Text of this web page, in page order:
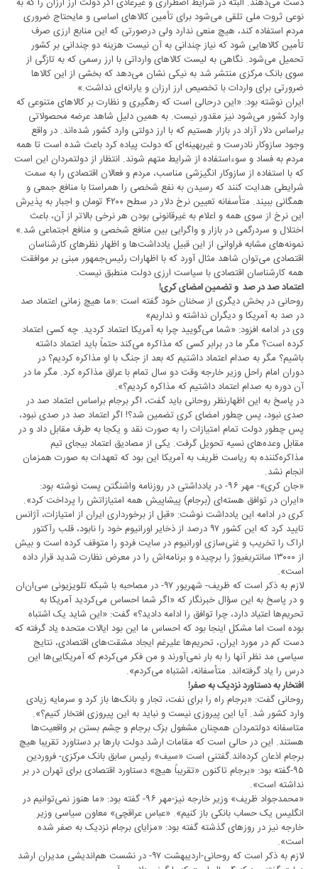
نوعی ثروت ملی تلقی می‌شود برای تأمین کالاهای اساسی و مایحتاج ضروری
مردم استفاده کند، هیچ منعی ندارد ولی درصورتی که این منابع ارزی صرف
تأمین کالاهایی شود که نیاز چندانی به آن نیست هزینه دو چندانی بر کشور
تحمیل می‌شود. نگاهی به لیست کالاهای وارداتی با ارز رسمی که به تازگی از
سوی بانک مرکزی منتشر شد به نیکی نشان می‌دهد که بخشی از این کالاها
ضرورتی برای واردات با تخصیص ارز ارزان و یارانه‌ای نداشت.»
ایران نوشته بود: «این درحالی است که رهگیری و نظارت بر کالاهای متنوعی که
وارد کشور می‌شود نیز مقدور نیست. به همین دلیل شاهد عرضه محصولاتی
براساس دلار آزاد در بازار هستیم که با ارز دولتی وارد کشور شده‌اند. در واقع
وجود سازوکار نادرست و غیربهینه‌ای که دولت پیاده کرد باعث شده است تا همه
مردم به فساد و سوءاستفاده از شرایط متهم شوند. انتظار از دولتمردان این است
که با استفاده از سازوکار انگیزشی مناسب، مردم و فعالان اقتصادی را به سمت
شرایطی هدایت کنند که رسیدن به نفع شخصی را همراستا با منافع جمعی و
همگانی ببیند. متأسفانه تعیین نرخ دلار در سطح ۴۲۰۰ تومان و اجبار به پذیرش
این نرخ از سوی همه و اعلام به غیرقانونی بودن هر نرخی بالاتر از آن، باعث
اختلال و سردرگمی در بازار و واگرایی بین منافع شخصی و منافع اجتماعی شد.»
نمونه‌های مشابه فراوانی از این قبیل یادداشت‌ها و اظهار نظرهای کارشناسان
اقتصادی می‌توان شاهد مثال آورد که با اظهارات رئیس‌جمهور مبنی بر موافقت
همه کارشناسان اقتصادی با سیاست ارزی دولت منطبق نیست.
اعتماد صد در صد و تضمین امضای کری!
روحانی در بخش دیگری از سخنان خود گفته است :«ما هیچ زمانی اعتماد صد
در صد به آمریکا و دیگران نداشته و نداریم»
وی در ادامه افزود: «شما می‌گویید چرا به آمریکا اعتماد کردید. چه کسی اعتماد
کرده است؟ مگر ما در برابر کسی که مذاکره می‌کند حتماً باید اعتماد داشته
باشیم؟ مگر به صدام اعتماد داشتیم که بعد از جنگ با او مذاکره کردیم؟ در
دوران امام راحل وزیر خارجه وقت دو سال تمام با عراق مذاکره کرد. مگر ما در
آن دوره به صدام اعتماد داشتیم که مذاکره کردیم؟».
در پاسخ به این اظهارنظر روحانی باید گفت، اگر برجام براساس اعتماد صد در
صدی نبود، پس چطور امضای کری تضمین شد؟! اگر اعتماد صد در صدی نبود،
پس چطور دولت تمام امتیازات را به صورت نقد و یکجا به طرف مقابل داد و در
مقابل وعده‌های نسیه تحویل گرفت. یکی از مصادیق اعتماد بیجای تیم
مذاکره‌کننده به ریاست ظریف به آمریکا این بود که تعهدات به صورت همزمان
انجام نشد.
«جان کری»- مهر ۹۶- در یادداشتی در روزنامه واشنگتن پست نوشته بود:
«ایران در توافق هسته‌ای (برجام) پیشاپیش همه امتیازاتش را پرداخت کرد».
کری در ادامه این یادداشت نوشت: «قبل از برخورداری ایران از امتیازات، آژانس
تایید کرد که این کشور ۹۷ درصد از ذخایر اورانیوم خود را نابود، قلب رآکتور
اراک را تخریب و غنی‌سازی اورانیوم در سایت فردو را متوقف کرده است و بیش
از ۱۳۰۰۰ سانتریفیوژ را برچیده و برنامه‌اش را در معرض نظارت شدید قرار داده
است».
لازم به ذکر است که ظریف- شهریور ۹۷- در مصاحبه با شبکه تلویزیونی سی‌ان‌ان
و در پاسخ به این سؤال خبرنگار که «اگر شما احساس می‌کردید آمریکا به
تحریم‌ها اعتیاد دارد، چرا توافق را ادامه دادید؟» گفت: «این شاید یک ‌اشتباه
بوده است اما مشکل اینجا بود که احساس ما این بود ایالات متحده یاد گرفته که
دست کم در مورد ایران، تحریم‌ها علیرغم ایجاد مشقت‌های اقتصادی، نتایج
سیاسی مد نظر آنها را به بار نمی‌آورند و من فکر می‌کردم که آمریکایی‌ها این
درس را یاد گرفته‌اند. متأسفانه،‌ اشتباه می‌کردم».
افتخار به دستاورد نزدیک به صفر!
روحانی گفت: «برجام راه را برای نفت، تجار و بانک‌ها باز کرد و سرمایه زیادی
وارد کشور شد. آیا این پیروزی نیست و نباید به این پیروزی افتخار کنیم؟».
متاسفانه دولتمردان همچنان مشغول بزک برجام و چشم بستن بر واقعیت‌ها
هستند. این در حالی است که مقامات ارشد دولت بارها بر دستاورد تقریبا هیچ
برجام اذعان کرده‌اند.گفتنی است «سیف» رئیس‌ سابق بانک مرکزی- فروردین
۹۵-گفته بود: «برجام تاکنون «تقریباً هیچ» دستاورد اقتصادی برای تهران در بر
نداشته است».
«محمدجواد ظریف» وزیر خارجه نیز-مهر ۹۶- گفته بود: «ما هنوز نمی‌توانیم در
انگلیس یک حساب بانکی باز کنیم». «عباس عراقچی» معاون سیاسی وزیر
خارجه نیز در روزهای گذشته گفته بود: «مزایای برجام نزدیک به صفر شده
است».
لازم به ذکر است که روحانی-اردیبهشت ۹۷- در نشست هم‌اندیشی مدیران ارشد